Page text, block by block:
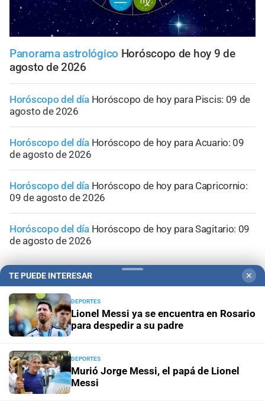
Panorama astrológico Horóscopo de hoy 9 de
agosto de 2026
Horóscopo del día Horóscopo de hoy para Piscis: 09 de
agosto de 2026
Horóscopo del día Horóscopo de hoy para Acuario: 09
de agosto de 2026
Horóscopo del día Horóscopo de hoy para Capricornio:
09 de agosto de 2026
Horóscopo del día Horóscopo de hoy para Sagitario: 09
de agosto de 2026
TE PUEDE INTERESAR ✕
DEPORTES
Lionel Messi ya se encuentra en Rosario
para despedir a su padre
DEPORTES
Murió Jorge Messi, el papá de Lionel
Messi